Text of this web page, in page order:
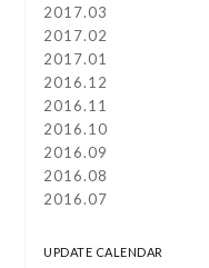
2017.03
2017.02
2017.01
2016.12
2016.11
2016.10
2016.09
2016.08
2016.07
UPDATE CALENDAR